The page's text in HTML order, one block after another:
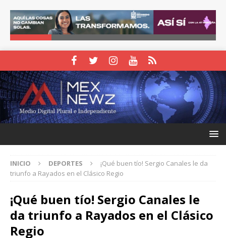
INICIO DEPORTES
¡Qué buen tío! Sergio Canales le da
triunfo a Rayados en el Clásico Regio
¡Qué buen tío! Sergio Canales le
da triunfo a Rayados en el Clásico
Regio